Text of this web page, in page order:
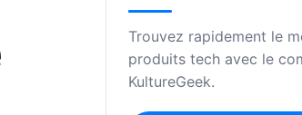
Trouvez rapidement le
produits tech avec le
KultureGeek.